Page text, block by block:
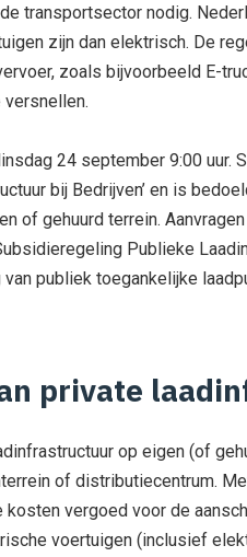
transportsector nodig.
zijn dan elektrisch. De
zoals bijvoorbeeld E-
versnellen.
24 september 9:00 uur.
bij Bedrijven’ en is
of gehuurd terrein.
Publieke
publiek toegankelijke
private
op eigen (of
of distributiecentrum.
vergoed voor de
voertuigen (inclusief